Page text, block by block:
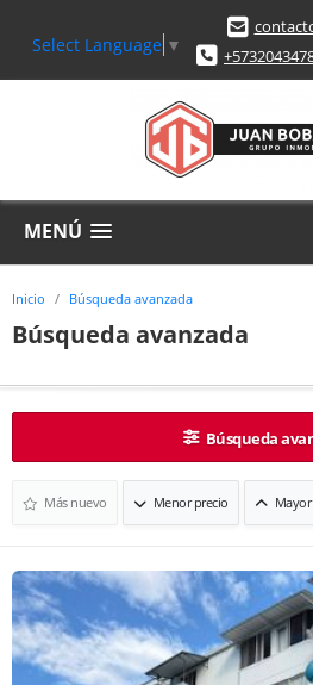
Select Language ▼
MENÚ
Inicio Búsqueda avanzada
Búsqueda avanzada
Búsqueda
Más nuevo Menor precio